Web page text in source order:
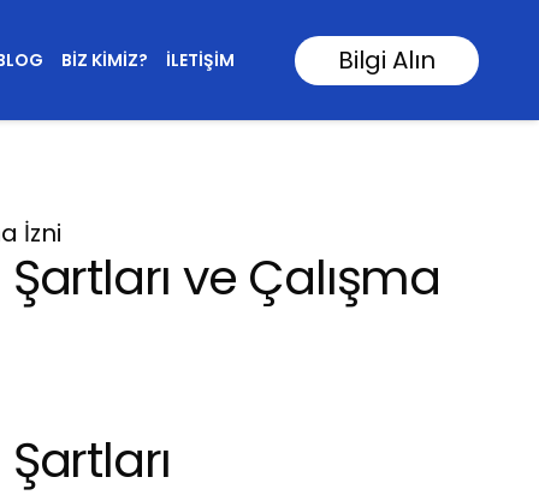
BIZ KIMIZ? İLETIŞIM Bilgi Alın
İzni
ve Çalışma